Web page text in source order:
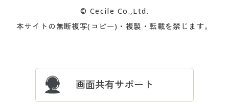
プレゼント＆キャンペーン サイトマップ
ついて
忘れの場合
© Cecile Co.,Ltd.
本サイトの無断複写(コピー)・複製・転載を禁じます。
画面共有サポート